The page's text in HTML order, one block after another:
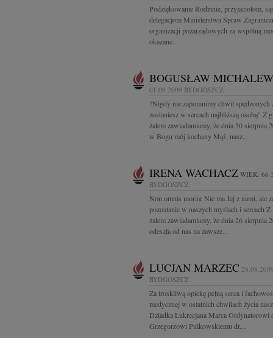
Podziękowanie Rodzinie, przyjaciołom,
delegacjom Ministerstwa Spraw
organizacji pozarządowych za wspólną
okazane...
BOGUSŁAW
01.09.2009 BYDGOSZCZ
?Nigdy nie zapomnimy chwil spędzonych
zostaniesz w sercach najbliższą osobą" Z
żalem zawiadamiamy, że dnia 30 sierpnia
w Bogu mój kochany Mąż, nasz...
IRENA WACHACZ WIEK: 66
BYDGOSZCZ
Non omnis moriar Nie ma Jej z nami, ale
pozostanie w naszych myślach i sercach Z
żalem zawiadamiamy, że dnia 26 sierpnia
odeszła od nas na zawsze...
LUCJAN MARZEC 28.08.2009
BYDGOSZCZ
Za troskliwą opiekę pełną serca i
medycznej w ostatnich chwilach życia
Dziadka Lukrecjana Marca Ordynatorowi
Grzegorzowi Pulkowskiemu dr....